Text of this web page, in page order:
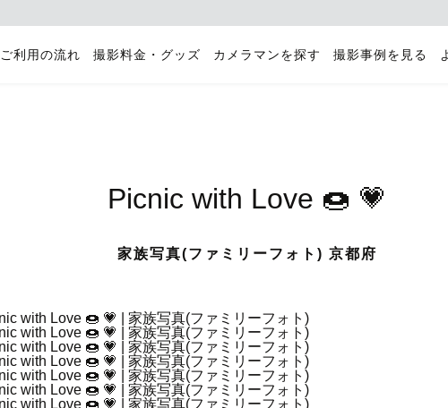
ご利用の流れ 撮影料金・グッズ カメラマンを探す 撮影事例を見る
Picnic with Love 🍩 💗
家族写真(ファミリーフォト) 京都府